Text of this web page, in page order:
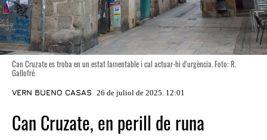
Can Cruzate es troba en un estat lamentable i cal actuar-hi d'urgència. Foto: R.
Gallofré
VERN BUENO CASAS 26 de juliol de 2025. 12:01
Can Cruzate, en perill de runa